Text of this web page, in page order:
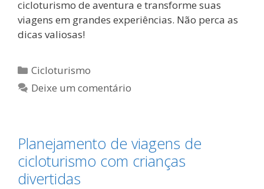
cicloturismo de aventura e transforme suas
viagens em grandes experiências. Não perca as
dicas valiosas!
Categorias
Cicloturismo
Deixe um comentário
Planejamento de viagens de
cicloturismo com crianças
divertidas